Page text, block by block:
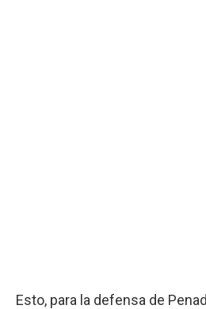
Esto, para la defensa de